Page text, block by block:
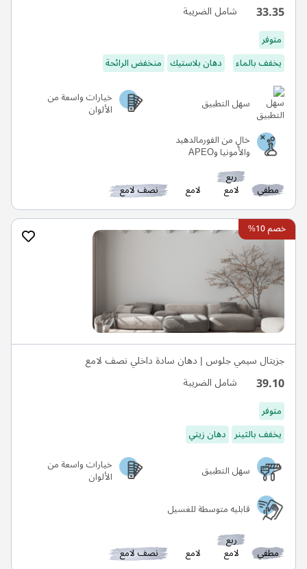
33.35 شامل الضريبة
متوفر
يخفف بالماء
دهان بلاستيك منخفض الرائحة
سهل التطبيق خيارات واسعة من
الألوان
خالٍ من الفورمالدهيد
والأمونيا وAPEO
مطفي
ربع
لامع لامع نصف لامع
خصم 10%
جزيتال سيمي جلوس | دهان سادة داخلي نصف لامع
39.10 شامل الضريبة
متوفر
يخفف بالثينر دهان زيتي
سهل التطبيق
خيارات واسعة من
الألوان
قابليه متوسطة للغسيل
مطفي
ربع
لامع لامع نصف لامع